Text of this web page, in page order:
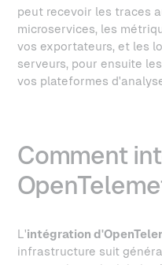
peut recevoir les traces
microservices, les
vos exportateurs, et les
serveurs, pour ensuite
vos plateformes
Comment
L'intégration
infrastructure suit